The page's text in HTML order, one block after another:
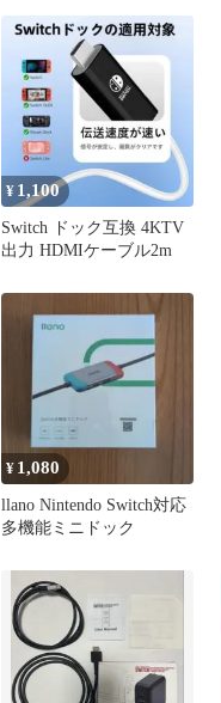
¥ 1,100
Switch ドック互換 4KTV
出力 HDMIケーブル2m
¥ 1,080
llano Nintendo Switch対応
多機能ミニドック